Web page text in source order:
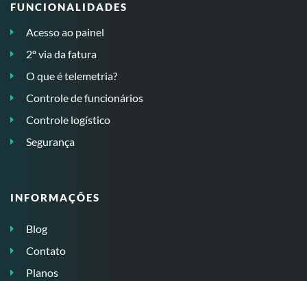
FUNCIONALIDADES
Acesso ao painel
2º via da fatura
O que é telemetria?
Controle de funcionários
Controle logístico
Segurança
INFORMAÇÕES
Blog
Contato
Planos